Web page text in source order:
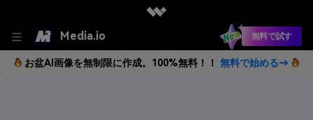
Media.io 無料で試す
お盆AI画像を無制限に作成。100%無料！！ 無料で始める→